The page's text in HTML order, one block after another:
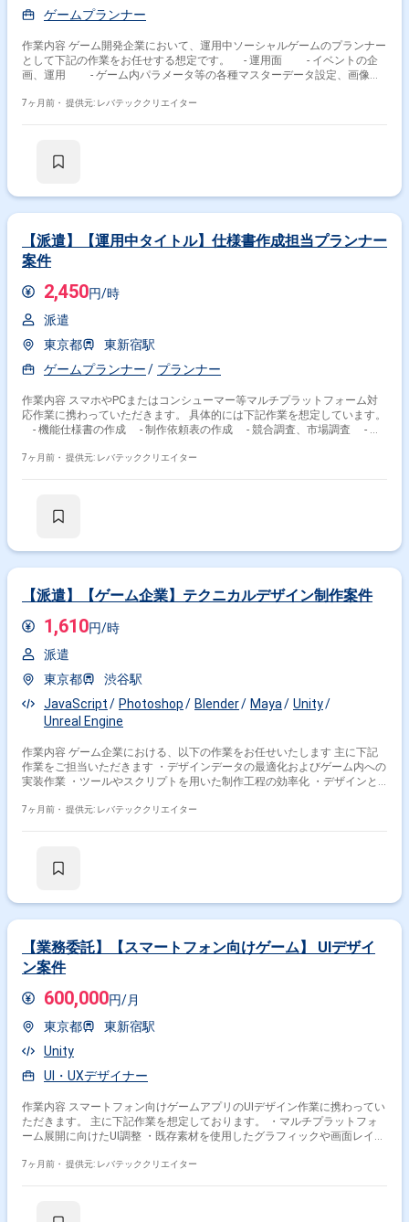
ゲームプランナー
作業内容 ゲーム開発企業において、運用中ソーシャルゲームのプランナー
として下記の作業をお任せする想定です。 - 運用面 - イベントの企
画、運用 - ゲーム内パラメータ等の各種マスターデータ設定、画像入
ント内容の動作検証（デバッグ）、リリース監視 - 企画面 - イベン
監視 - KPI分析および施策改善、ゲームバランス調整 - 制作進行管理
ルに乖離が生じた場合の各職種との調整 - 外注窓口作業 - 資料(監修
用、発注用など)作成 - 契約締結の申請 - 外注管理(クライアントの
AHとやりとり、稟議、支払処理) - クライアントとの会議日程調整、
7ヶ月前・ 提供元: レバテッククリエイター
【派遣】【運用中タイトル】仕様書作成担当プランナー
案件
2,450円/時
派遣
東京都
東新宿駅
ゲームプランナー
プランナー
作業内容 スマホやPCまたはコンシューマー等マルチプラットフォーム対
応作業に携わっていただきます。 具体的には下記作業を想定しています。
- 機能仕様書の作成 - 制作依頼表の作成 - 競合調査、市場調査 - エ
7ヶ月前・ 提供元: レバテッククリエイター
【派遣】【ゲーム企業】テクニカルデザイン制作案件
1,610円/時
派遣
東京都
渋谷駅
JavaScript
Photoshop Blender Maya
Unity
Unreal Engine
作業内容 ゲーム企業における、以下の作業をお任せいたします 主に下記
作業をご担当いただきます ・デザインデータの最適化およびゲーム内への
実装作業 ・ツールやスクリプトを用いた制作工程の効率化 ・デザインと
およびコミュニケーション
7ヶ月前・ 提供元: レバテッククリエイター
【業務委託】【スマートフォン向けゲーム】 UIデザイ
ン案件
600,000円/月
東京都
東新宿駅
Unity
UI・UXデザイナー
作業内容 スマートフォン向けゲームアプリのUIデザイン作業に携わってい
ただきます。 主に下記作業を想定しております。 ・マルチプラットフォ
ーム展開に向けたUI調整 ・既存素材を使用したグラフィックや画面レイア
7ヶ月前・ 提供元: レバテッククリエイター